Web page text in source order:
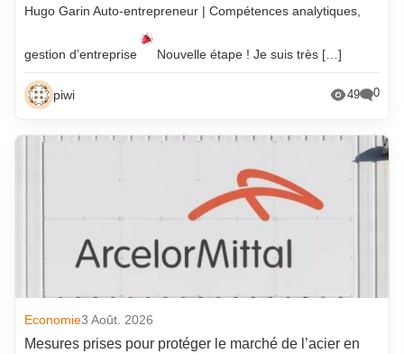
Hugo Garin Auto-entrepreneur | Compétences analytiques,
gestion d’entreprise Nouvelle étape ! Je suis très […]
piwi 49 0
Economie3 Août. 2026
Mesures prises pour protéger le marché de l’acier en